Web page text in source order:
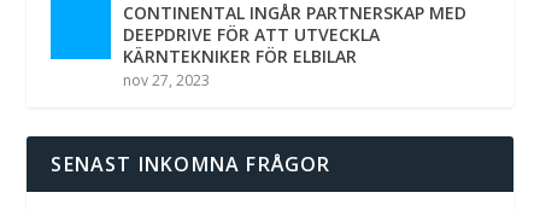
CONTINENTAL INGÅR PARTNERSKAP MED
DEEPDRIVE FÖR ATT UTVECKLA
KÄRNTEKNIKER FÖR ELBILAR
nov 27, 2023
SENAST INKOMNA FRÅGOR